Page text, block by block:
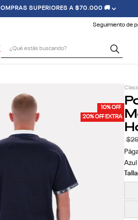
SUPERIORES A $70.000 🚚
Seguimiento de
10% OFF
20% OFF EXTRA
$
Azul